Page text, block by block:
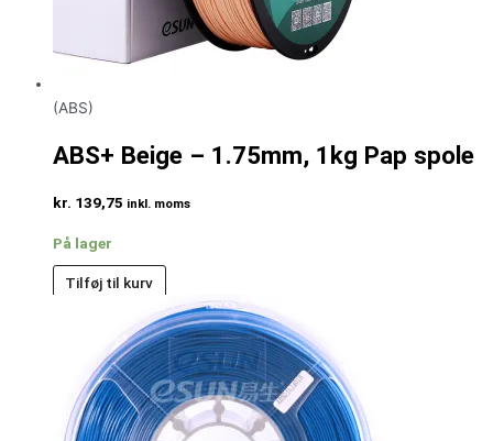
(ABS)
ABS+ Beige – 1.75mm, 1kg Pap spole
kr. 139,75 inkl. moms
På lager
Tilføj til kurv